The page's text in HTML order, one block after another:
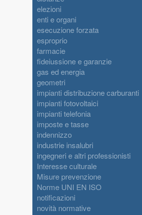
elezioni
enti e organi
esecuzione forzata
esproprio
farmacie
fideiussione e garanzie
gas ed energia
geometri
impianti distribuzione carburanti
impianti fotovoltaici
impianti telefonia
imposte e tasse
indennizzo
industrie insalubri
ingegneri e altri professionisti
Interesse culturale
Misure prevenzione
Norme UNI EN ISO
notificazioni
novità normative